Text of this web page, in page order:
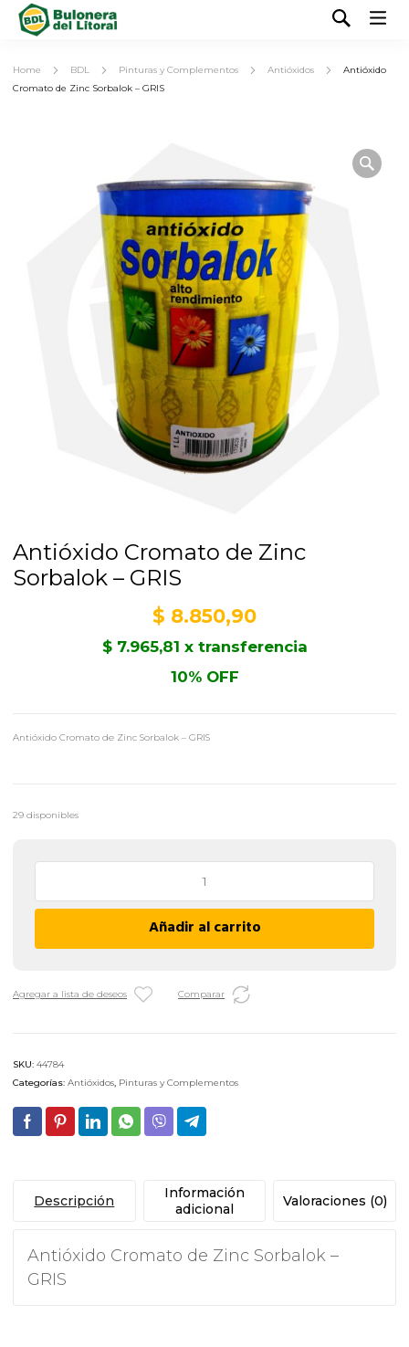
Home BDL Pinturas y Complementos Antióxidos
Antióxido
Cromato de Zinc Sorbalok – GRIS
Antióxido Cromato de Zinc
Sorbalok – GRIS
$ 8.850,90
$7.965,81 x transferencia
10% OFF
Antióxido Cromato de Zinc Sorbalok – GRIS
29 disponibles
de
Sorbalok
GRIS
Añadir al carrito
Agregar a lista de deseos Comparar
SKU: 44784
Categorías: Antióxidos, Pinturas y Complementos
Descripción
Información
adicional
Valoraciones (0)
Antióxido Cromato de Zinc Sorbalok –
GRIS